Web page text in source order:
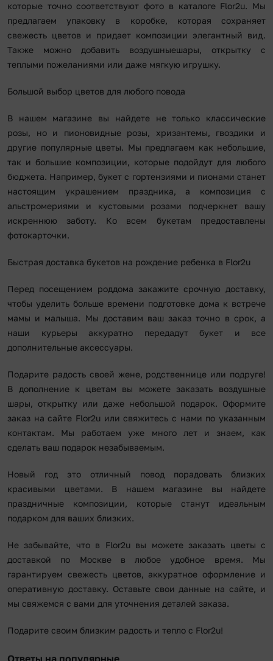
которые точно соответствуют фото в каталоге Flor2u. Мы
предлагаем упаковку в коробке, которая сохраняет
свежесть цветов и придает композиции элегантный вид.
Также можно добавить воздушныешары, открытку с
теплыми пожеланиями или даже мягкую игрушку.
Большой выбор цветов для любого повода
В нашем магазине вы найдете не только классические
розы, но и пионовидные розы, хризантемы, гвоздики и
другие популярные цветы. Мы предлагаем как небольшие,
так и большие композиции, которые подойдут для любого
бюджета. Например, букет с гортензиями и пионами станет
настоящим украшением праздника, а композиция с
альстромериями и кустовыми розами подчеркнет вашу
искреннюю заботу. Ко всем букетам предоставлены
фотокарточки.
Быстрая доставка букетов на рождение ребенка в Flor2u
Перед посещением роддома закажите срочную доставку,
чтобы уделить больше времени подготовке дома к встрече
мамы и малыша. Мы доставим ваш заказ точно в срок, а
наши курьеры аккуратно передадут букет и все
дополнительные аксессуары.
Подарите радость своей жене, родственнице или подруге!
В дополнение к цветам вы можете заказать воздушные
шары, открытку или даже небольшой подарок. Оформите
заказ на сайте Flor2u или свяжитесь с нами по указанным
контактам. Мы работаем уже много лет и знаем, как
сделать ваш подарок незабываемым.
Новый год это отличный повод порадовать близких
красивыми цветами. В нашем магазине вы найдете
праздничные композиции, которые станут идеальным
подарком для ваших близких.
Не забывайте, что в Flor2u вы можете заказать цветы с
доставкой по Москве в любое удобное время. Мы
гарантируем свежесть цветов, аккуратное оформление и
оперативную доставку. Оставьте свои данные на сайте, и
мы свяжемся с вами для уточнения деталей заказа.
Подарите своим близким радость и тепло с Flor2u!